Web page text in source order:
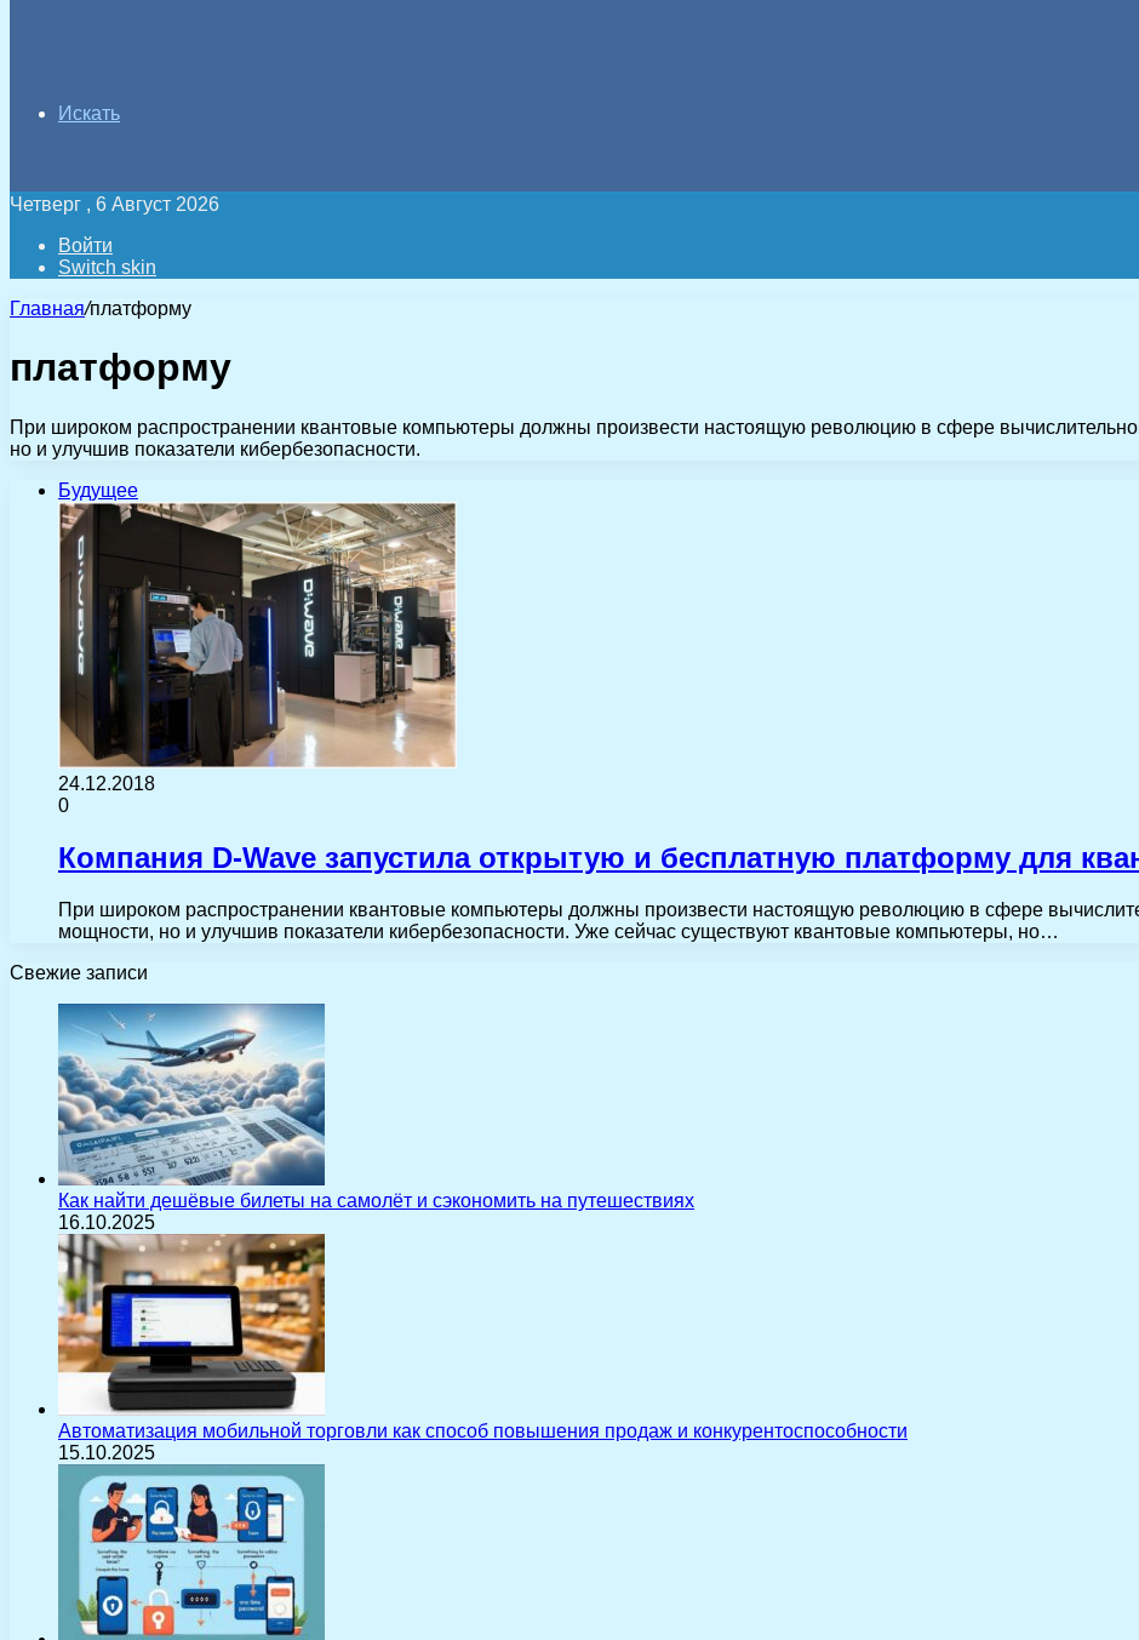
Искать
Четверг , 6 Август 2026
Войти
Switch skin
Главная/платформу
платформу
При широком распространении квантовые компьютеры должны произвести настоящую революцию в сфере
но и улучшив показатели кибербезопасности.
Будущее
24.12.2018
0
Компания D-Wave запустила открытую и бесплатную платформу для
При широком распространении квантовые компьютеры должны произвести настоящую революцию в сфере
мощности, но и улучшив показатели кибербезопасности. Уже сейчас существуют квантовые компьютеры, но…
Свежие записи
Как найти дешёвые билеты на самолёт и сэкономить на путешествиях
16.10.2025
Автоматизация мобильной торговли как способ повышения продаж и конкурентоспособности
15.10.2025